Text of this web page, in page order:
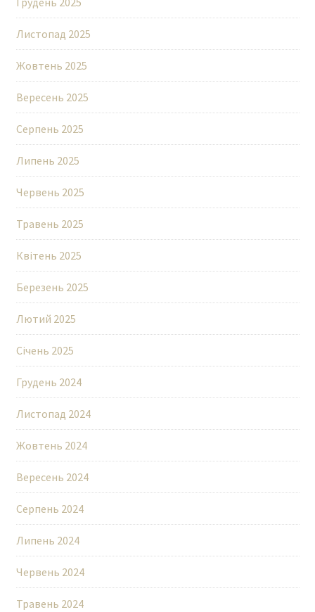
Листопад 2025
Жовтень 2025
Вересень 2025
Серпень 2025
Липень 2025
Червень 2025
Травень 2025
Квітень 2025
Березень 2025
Лютий 2025
Січень 2025
Грудень 2024
Листопад 2024
Жовтень 2024
Вересень 2024
Серпень 2024
Липень 2024
Червень 2024
Травень 2024